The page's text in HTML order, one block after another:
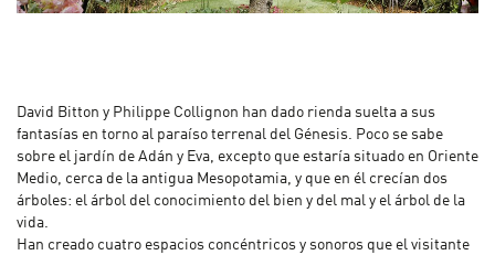
David Bitton y Philippe Collignon han dado rienda suelta a sus
fantasías en torno al paraíso terrenal del Génesis. Poco se sabe
sobre el jardín de Adán y Eva, excepto que estaría situado en Oriente
Medio, cerca de la antigua Mesopotamia, y que en él crecían dos
árboles: el árbol del conocimiento del bien y del mal y el árbol de la
vida.
Han creado cuatro espacios concéntricos y sonoros que el visitante